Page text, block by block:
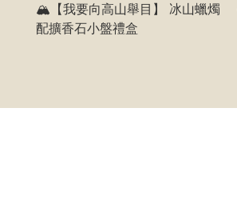
🏔️【我要向高山舉目】 冰山蠟燭
配擴香石小盤禮盒